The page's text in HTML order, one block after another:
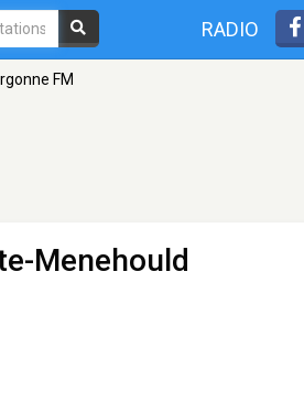
RADIO
FM
Menehould